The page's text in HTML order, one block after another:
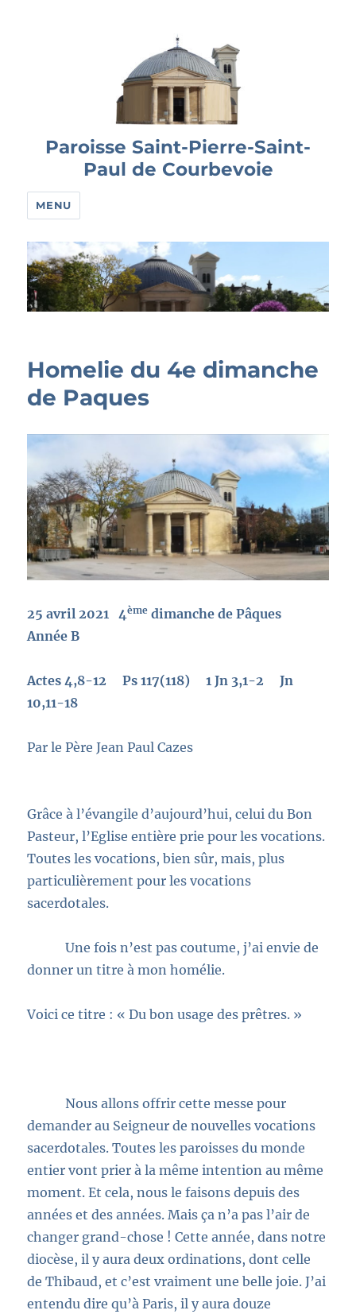
Paroisse Saint-Pierre-Saint-
Paul de Courbevoie
MENU
Homelie du 4e dimanche
de Paques
25 avril 2021 4ème dimanche de Pâques
Année B
Actes 4,8-12 Ps 117(118) 1 Jn 3,1-2 Jn
10,11-18
Par le Père Jean Paul Cazes
Grâce à l’évangile d’aujourd’hui, celui du Bon
Pasteur, l’Eglise entière prie pour les vocations.
Toutes les vocations, bien sûr, mais, plus
particulièrement pour les vocations
sacerdotales.
Une fois n’est pas coutume, j’ai envie de
donner un titre à mon homélie.
Voici ce titre : « Du bon usage des prêtres. »
Nous allons offrir cette messe pour
demander au Seigneur de nouvelles vocations
sacerdotales. Toutes les paroisses du monde
entier vont prier à la même intention au même
moment. Et cela, nous le faisons depuis des
années et des années. Mais ça n’a pas l’air de
changer grand-chose ! Cette année, dans notre
diocèse, il y aura deux ordinations, dont celle
de Thibaud, et c’est vraiment une belle joie. J’ai
entendu dire qu’à Paris, il y aura douze